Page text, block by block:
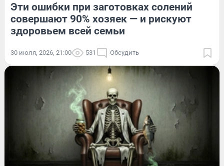
Эти ошибки при заготовках солений
совершают 90% хозяек — и рискуют
здоровьем всей семьи
30 июля, 2026, 21:00 531 Обсудить